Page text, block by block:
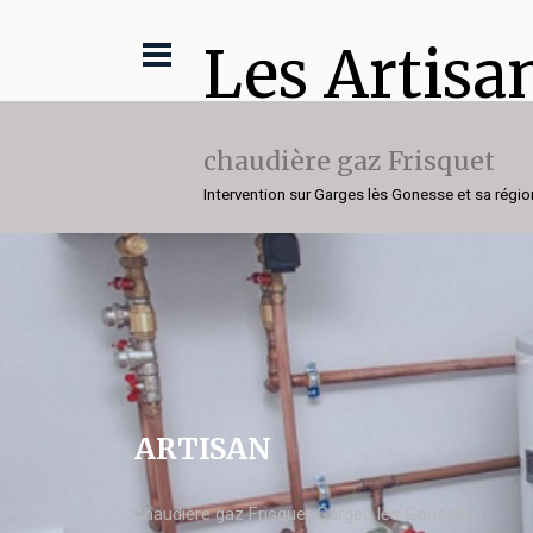
Les
chaudière gaz Frisquet
Intervention sur Garges lès Gonesse et sa
ARTISAN
chaudière gaz Frisquet Garges lès Gonesse